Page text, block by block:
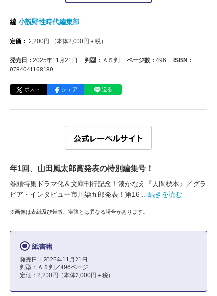
編 小説野性時代編集部
定価： 2,200円 （本体2,000円＋税）
発売日： 2025年11月21日 判型： Ａ５判 ページ数： 496
ISBN：
9784041168189
ポスト シェア 送る
年1回、山田風太郎賞発表の特別編集号！
巻頭特集ドラマ化＆文庫刊行記念！湊かなえ『人間標本』／グラ
ビア・インタビュー市川染五郎発表！第16
…続きを読む
※画像は表紙及び帯等、実際とは異なる場合があります。
紙書籍
発売日：2025年11月21日
判型：Ａ５判／496ページ
定価：2,200円（本体2,000円＋税）